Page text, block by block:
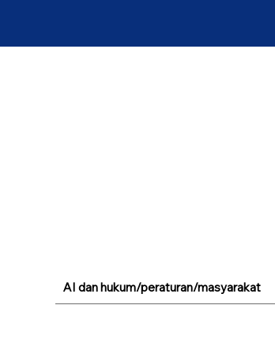
AI dan hukum/peraturan/masyarakat